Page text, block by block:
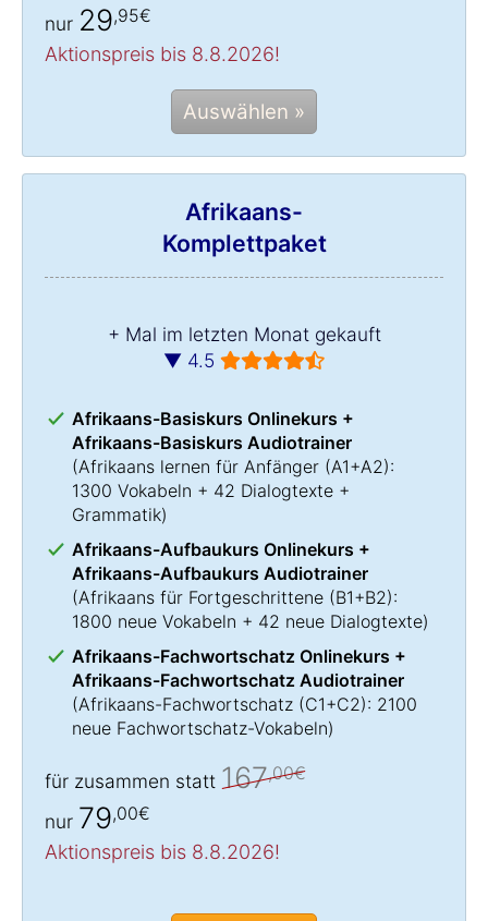
nur 29,95€
Aktionspreis bis 8.8.2026!
Auswählen »
Afrikaans-
Komplettpaket
+ Mal im letzten Monat gekauft
▼ 4.5
Afrikaans-Basiskurs Onlinekurs +
Afrikaans-Basiskurs Audiotrainer
(Afrikaans lernen für Anfänger (A1+A2):
1300 Vokabeln + 42 Dialogtexte +
Grammatik)
Afrikaans-Aufbaukurs Onlinekurs +
Afrikaans-Aufbaukurs Audiotrainer
(Afrikaans für Fortgeschrittene (B1+B2):
1800 neue Vokabeln + 42 neue Dialogtexte)
Afrikaans-Fachwortschatz Onlinekurs +
Afrikaans-Fachwortschatz Audiotrainer
(Afrikaans-Fachwortschatz (C1+C2): 2100
neue Fachwortschatz-Vokabeln)
für zusammen statt 167,00€
nur 79,00€
Aktionspreis bis 8.8.2026!